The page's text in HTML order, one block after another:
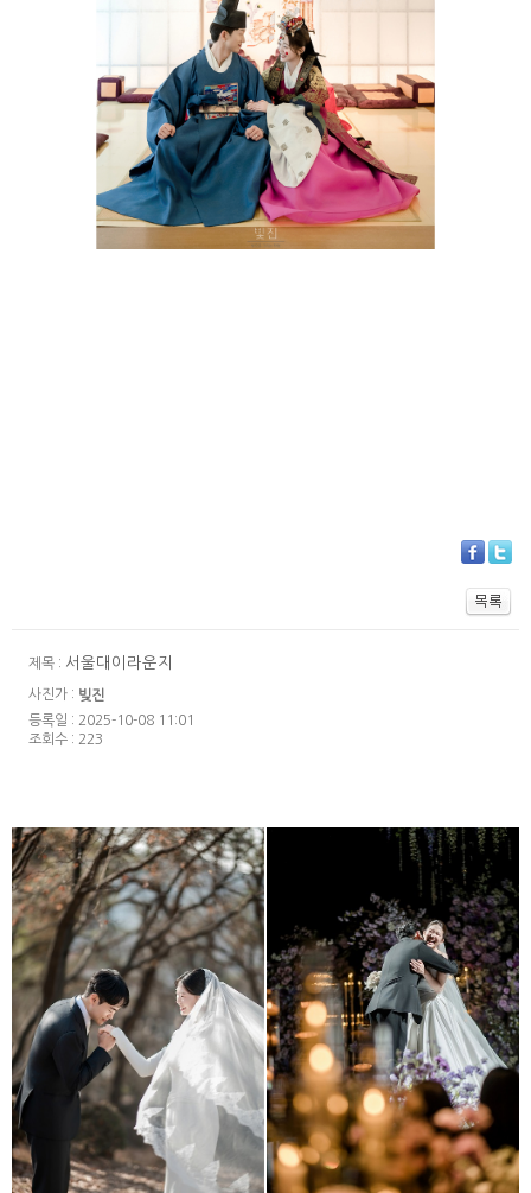
제목 : 서울대이라운지
사진가 : 빚진
등록일 : 2025-10-08 11:01
조회수 : 223
서울대교수회관 더링크호텔